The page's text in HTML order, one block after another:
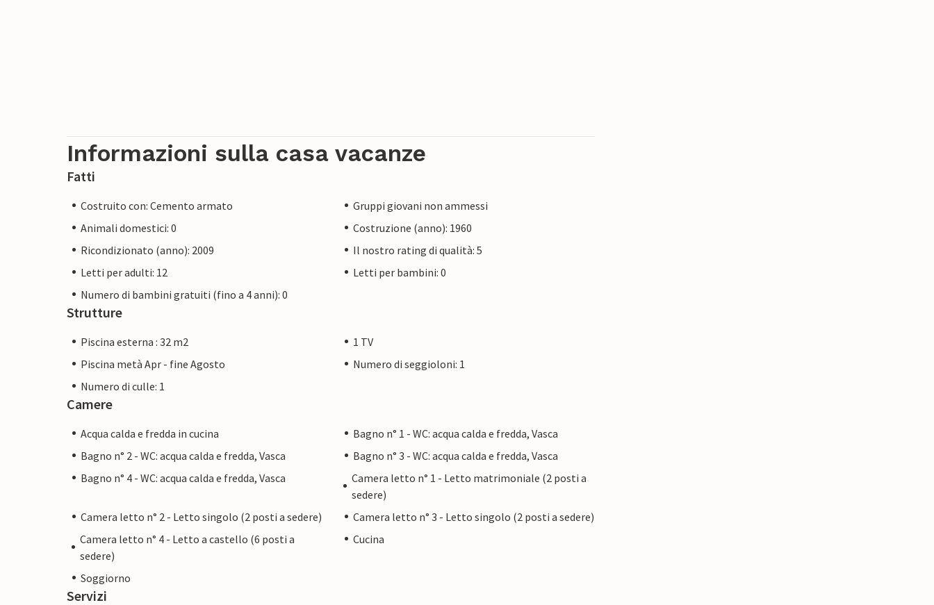
Informazioni sulla casa vacanze
Fatti
Costruito con: Cemento armato
Gruppi giovani non ammessi
Animali domestici: 0
Costruzione (anno): 1960
Ricondizionato (anno): 2009
Il nostro rating di qualità: 5
Letti per adulti: 12
Letti per bambini: 0
Numero di bambini gratuiti (fino a 4 anni): 0
Strutture
Piscina esterna : 32 m2
1 TV
Piscina metà Apr - fine Agosto
Numero di seggioloni: 1
Numero di culle: 1
Camere
Acqua calda e fredda in cucina
Bagno n° 1 - WC: acqua calda e fredda, Vasca
Bagno n° 2 - WC: acqua calda e fredda, Vasca
Bagno n° 3 - WC: acqua calda e fredda, Vasca
Bagno n° 4 - WC: acqua calda e fredda, Vasca
Camera letto n° 1 - Letto matrimoniale (2 posti a
sedere)
Camera letto n° 2 - Letto singolo (2 posti a sedere)
Camera letto n° 3 - Letto singolo (2 posti a sedere)
Camera letto n° 4 - Letto a castello (6 posti a
sedere)
Cucina
Soggiorno
Servizi